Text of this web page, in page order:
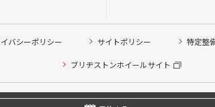
バシーポリシー サイトポリシー 特定整
ブリヂストンホイールサイト
Copyright © 2024 Bridgestone Retail Co.,Ltd. All rights Reserved.
業の予約
ーク契約会員の方はこちらを選択ください
いただけません